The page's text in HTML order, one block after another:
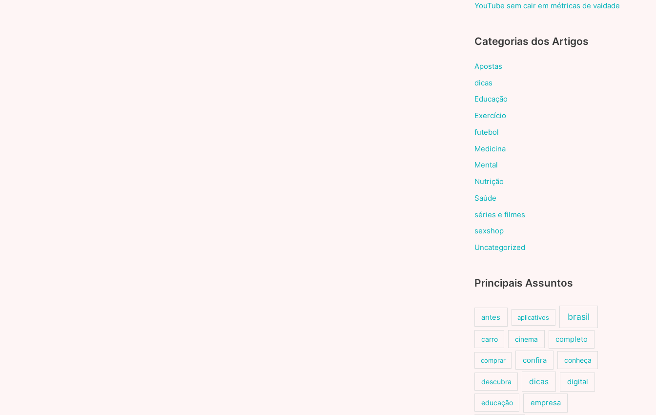
YouTube sem cair em métricas de vaidade
Categorias dos Artigos
Apostas
dicas
Educação
Exercício
futebol
Medicina
Mental
Nutrição
Saúde
séries e filmes
sexshop
Uncategorized
Principais Assuntos
antes aplicativos brasil
carro cinema completo
comprar confira conheça
descubra dicas digital
educação empresa